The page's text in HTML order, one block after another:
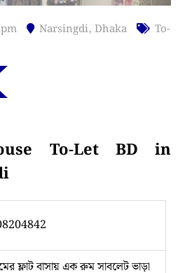
Narsingdi, Dhaka
To-
To-Let BD in
ফ্লাট বাসায় এক রুম সাবলেট ভাড়া